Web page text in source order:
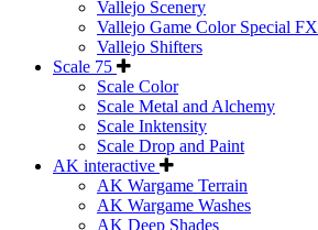
Vallejo Scenery
Vallejo Game Color Special FX
Vallejo Shifters
Scale 75
Scale Color
Scale Metal and Alchemy
Scale Inktensity
Scale Drop and Paint
AK interactive
AK Wargame Terrain
AK Wargame Washes
AK Deep Shades